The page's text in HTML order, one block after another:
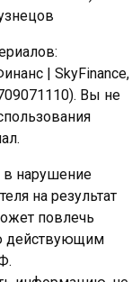
| SkyFinance,
Вы не
в нарушение
на результат
повлечь
действующим